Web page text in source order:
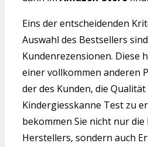
Eins der entscheidenden
Auswahl des Bestsellers sind
Kundenrezensionen. Diese
einer vollkommen anderen
der des Kunden, die Qualität
Kindergiesskanne Test zu
bekommen Sie nicht nur
Herstellers, sondern auch